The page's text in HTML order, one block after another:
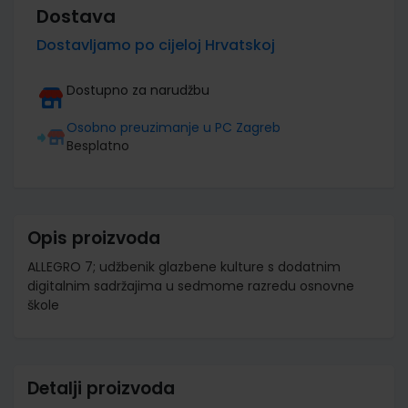
Dostava
Dostavljamo po cijeloj Hrvatskoj
Dostupno za narudžbu
Osobno preuzimanje u PC Zagreb
Besplatno
Opis proizvoda
ALLEGRO 7; udžbenik glazbene kulture s dodatnim
digitalnim sadržajima u sedmome razredu osnovne
škole
Detalji proizvoda